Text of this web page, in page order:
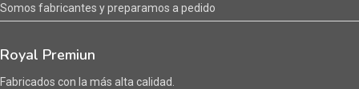
Somos fabricantes y preparamos a pedido
Royal Premiun
Fabricados con la más alta calidad.